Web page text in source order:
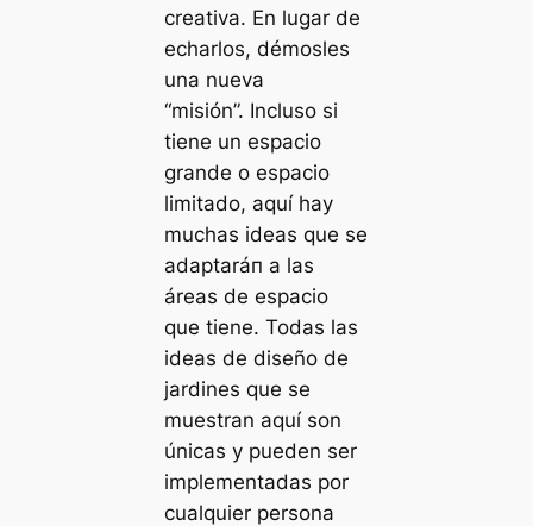
creativa. En lugar de
echarlos, démosles
una nueva
“misión”. Incluso si
tiene un espacio
grande o espacio
limitado, aquí hay
muchas ideas que se
adaptaráп a las
áreas de espacio
que tiene. Todas las
ideas de diseño de
jardines que se
muestran aquí son
únicas y pueden ser
implementadas por
cualquier persona